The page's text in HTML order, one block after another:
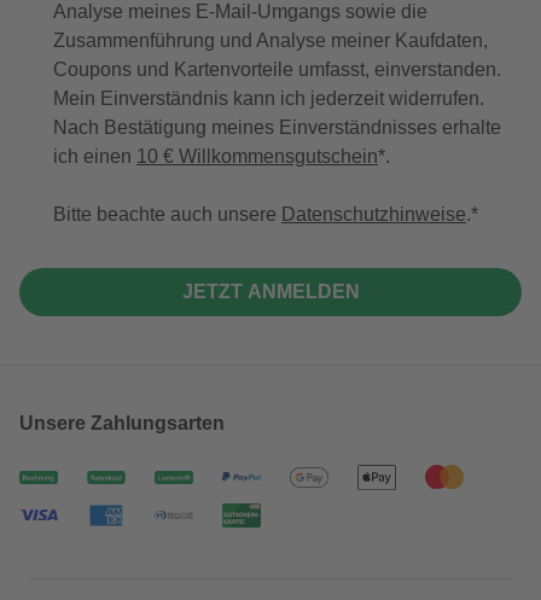
Analyse meines E-Mail-Umgangs sowie die
Zusammenführung und Analyse meiner Kaufdaten,
Coupons und Kartenvorteile umfasst, einverstanden.
Mein Einverständnis kann ich jederzeit widerrufen.
Nach Bestätigung meines Einverständnisses erhalte
ich einen 10 € Willkommensgutschein*.
Bitte beachte auch unsere Datenschutzhinweise.
JETZT ANMELDEN
Unsere Zahlungsarten